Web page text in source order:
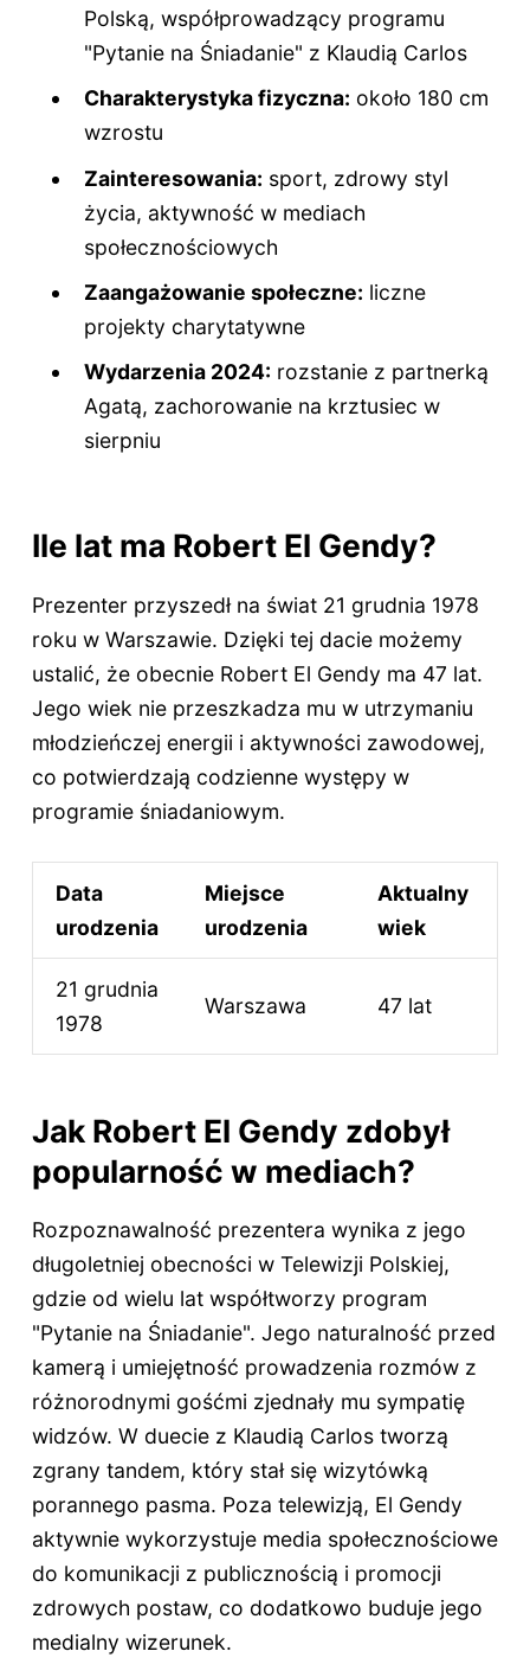
Polską, współprowadzący programu
"Pytanie na Śniadanie" z Klaudią Carlos
Charakterystyka fizyczna: około 180 cm
wzrostu
Zainteresowania: sport, zdrowy styl
życia, aktywność w mediach
społecznościowych
Zaangażowanie społeczne: liczne
projekty charytatywne
Wydarzenia 2024: rozstanie z partnerką
Agatą, zachorowanie na krztusiec w
sierpniu
Ile lat ma Robert El Gendy?
Prezenter przyszedł na świat 21 grudnia 1978
roku w Warszawie. Dzięki tej dacie możemy
ustalić, że obecnie Robert El Gendy ma 47 lat.
Jego wiek nie przeszkadza mu w utrzymaniu
młodzieńczej energii i aktywności zawodowej,
co potwierdzają codzienne występy w
programie śniadaniowym.
Data
urodzenia
Miejsce
urodzenia
Aktualny
wiek
21 grudnia
1978
Warszawa 47 lat
Jak Robert El Gendy zdobył
popularność w mediach?
Rozpoznawalność prezentera wynika z jego
długoletniej obecności w Telewizji Polskiej,
gdzie od wielu lat współtworzy program
"Pytanie na Śniadanie". Jego naturalność przed
kamerą i umiejętność prowadzenia rozmów z
różnorodnymi gośćmi zjednały mu sympatię
widzów. W duecie z Klaudią Carlos tworzą
zgrany tandem, który stał się wizytówką
porannego pasma. Poza telewizją, El Gendy
aktywnie wykorzystuje media społecznościowe
do komunikacji z publicznością i promocji
zdrowych postaw, co dodatkowo buduje jego
medialny wizerunek.